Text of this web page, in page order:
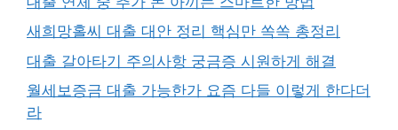
새희망홀씨 대출 대안 정리 핵심만 쏙쏙 총정리
대출 갈아타기 주의사항 궁금증 시원하게 해결
월세보증금 대출 가능한가 요즘 다들 이렇게 한다더
라